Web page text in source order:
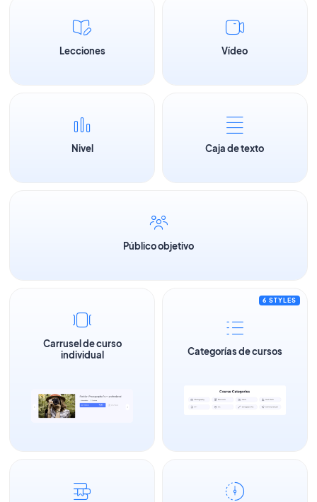
Lecciones Vídeo
Nivel Caja de texto
Público objetivo
Carrusel de curso
individual
6 STYLES
Categorías de cursos